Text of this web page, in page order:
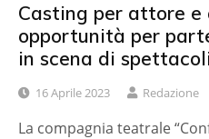
Casting per attore e
opportunità per
in scena di
16 Aprile 2023 Redazione
La compagnia teatrale